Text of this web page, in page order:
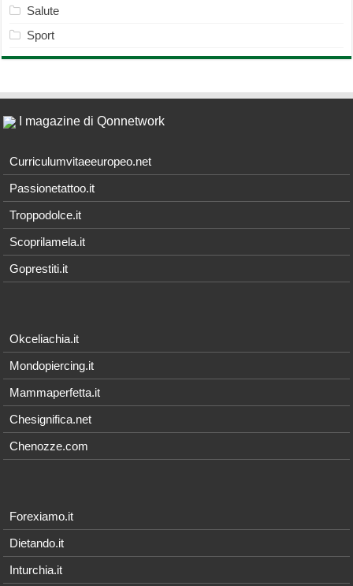
Salute
Sport
I magazine di Qonnetwork
Curriculumvitaeeuropeo.net
Passionetattoo.it
Troppodolce.it
Scoprilamela.it
Goprestiti.it
Okceliachia.it
Mondopiercing.it
Mammaperfetta.it
Chesignifica.net
Chenozze.com
Forexiamo.it
Dietando.it
Inturchia.it